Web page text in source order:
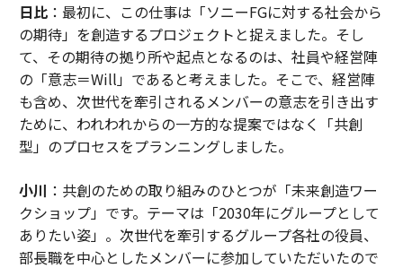
日比：最初に、この仕事は「ソニーFGに対する社会から
の期待」を創造するプロジェクトと捉えました。そし
て、その期待の拠り所や起点となるのは、社員や経営陣
の「意志＝Will」であると考えました。そこで、経営陣
も含め、次世代を牽引されるメンバーの意志を引き出す
ために、われわれからの一方的な提案ではなく「共創
型」のプロセスをプランニングしました。
小川 ：共創のための取り組みのひとつが「未来創造ワー
クショップ」です。テーマは「2030年にグループとして
ありたい姿」。次世代を牽引するグループ各社の役員、
部長職を中心としたメンバーに参加していただいたので